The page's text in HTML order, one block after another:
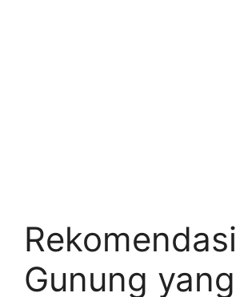
Rekomendasi
Gunung yang